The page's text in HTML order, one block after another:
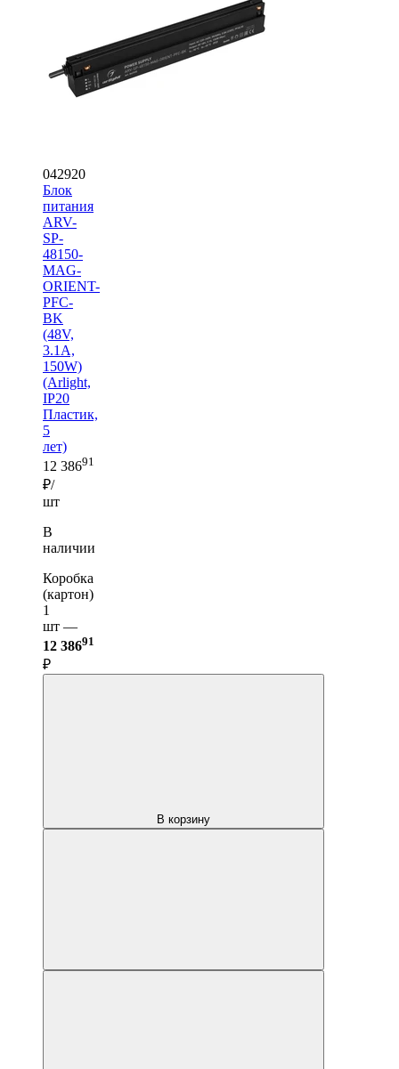
042920
Блок
питания
ARV-
SP-
48150-
MAG-
ORIENT-
PFC-
BK
(48V,
3.1A,
150W)
(Arlight,
IP20
Пластик,
5
лет)
12 38691
₽/
шт
В
наличии
Коробка
(картон)
1
шт —
12 38691
₽
В корзину